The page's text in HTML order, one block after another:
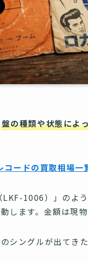
盤の種類や状態によ
ードの買取相場一
1006）」のよ
します。金額は現
シングルが出て